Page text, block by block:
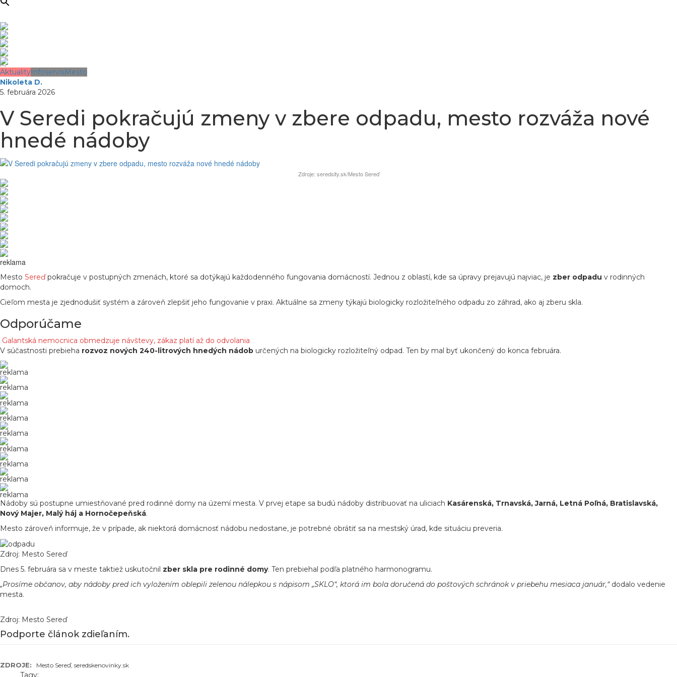
Aktuality InfoservisMesto
Nikoleta D.
5. februára 2026
V Seredi pokračujú zmeny v zbere odpadu, mesto rozváža nové
hnedé nádoby
Zdroje: seredsity.sk/Mesto Sereď
reklama
Mesto Sereďpokračuje v postupných zmenách, ktoré sa dotýkajú každodenného fungovania domácností. Jednou z oblastí, kde sa úpravy prejavujú najviac, je zber odpadu v rodinných
domoch.
Cieľom mesta je zjednodušiť systém a zároveň zlepšiť jeho fungovanie v praxi. Aktuálne sa zmeny týkajú biologicky rozložiteľného odpadu zo záhrad, ako aj zberu skla.
Odporúčame
Galantská nemocnica obmedzuje návštevy, zákaz platí až do odvolania
V súčastnosti prebieha rozvoz nových 240-litrových hnedých nádob určených na biologicky rozložiteľný odpad. Ten by mal byť ukončený do konca februára.
reklama
reklama
reklama
reklama
reklama
reklama
reklama
reklama
reklama
Nádoby sú postupne umiestňované pred rodinné domy na území mesta. V prvej etape sa budú nádoby distribuovať na uliciach Kasárenská, Trnavská, Jarná, Letná Poľná, Bratislavská,
Nový Majer, Malý háj a Hornočepeňská.
Mesto zároveň informuje, že v prípade, ak niektorá domácnosť nádobu nedostane, je potrebné obrátiť sa na mestský úrad, kde situáciu preveria.
Zdroj: Mesto Sereď
Dnes 5. februára sa v meste taktiež uskutočnil zber skla pre rodinné domy. Ten prebiehal podľa platného harmonogramu.
„Prosíme občanov, aby nádoby pred ich vyložením oblepili zelenou nálepkou s nápisom „SKLO“, ktorá im bola doručená do poštových schránok v priebehu mesiaca január‚“dodalo vedenie
mesta.
Zdroj: Mesto Sereď
Podporte článok zdieľaním.
ZDROJE: Mesto Sereď, seredskenovinky.sk
Tagy: